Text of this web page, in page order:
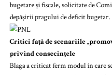
bugetare și fiscale, solicitate de
depășirii pragului de deficit bugetar.
Critici față de scenariile
privind consecințele
Blaga a criticat ferm modul în care